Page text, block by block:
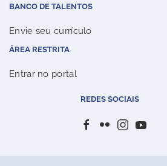
BANCO DE TALENTOS
Envie seu currículo
ÁREA RESTRITA
Entrar no portal
REDES SOCIAIS